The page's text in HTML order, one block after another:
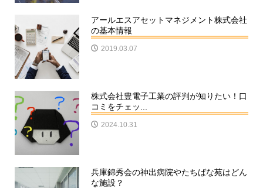
アールエスアセットマネジメント株式会社
の基本情報
2019.03.07
株式会社豊電子工業の評判が知りたい！口
コミをチェッ...
2024.10.31
兵庫錦秀会の神出病院やたちばな苑はどん
な施設？